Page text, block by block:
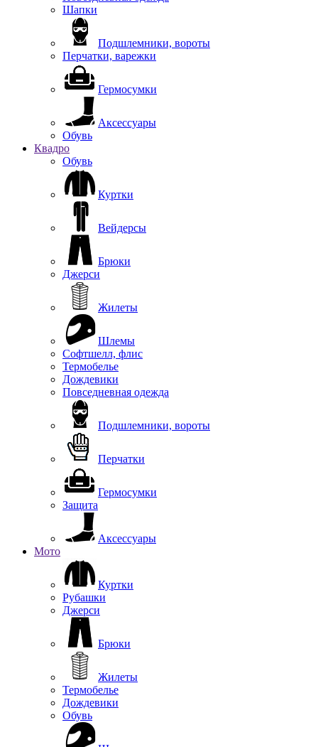
Шапки
Подшлемники, вороты
Перчатки, варежки
Гермосумки
Аксессуары
Обувь
Квадро
Обувь
Куртки
Вейдерсы
Брюки
Джерси
Жилеты
Шлемы
Софтшелл, флис
Термобелье
Дождевики
Повседневная одежда
Подшлемники, вороты
Перчатки
Гермосумки
Защита
Аксессуары
Мото
Куртки
Рубашки
Джерси
Брюки
Жилеты
Термобелье
Дождевики
Обувь